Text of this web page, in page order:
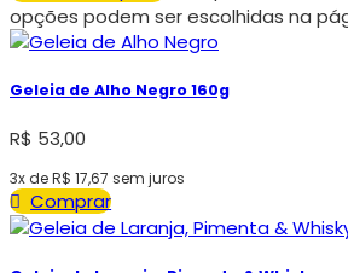
opções podem ser escolhidas na
Geleia de Alho Negro 160g
R$ 53,00
3x deR$ 17,67 sem juros
Comprar